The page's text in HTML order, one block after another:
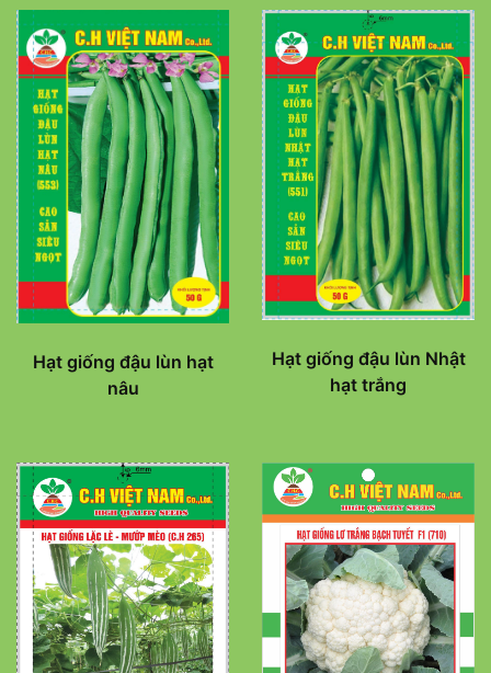
Hạt giống đậu lùn hạt
nâu
Hạt giống đậu lùn Nhật
hạt trắng